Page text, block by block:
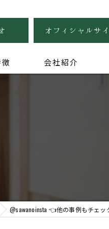
オフィシャルサ
会社紹介
@sawanoinsta 👈他の事例もチェッ